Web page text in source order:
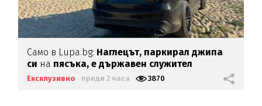
Само в Lupa.bg: Наглецът, паркирал джипа
си на пясъка, е държавен служител
Ексклузивно преди 2 часа 3870